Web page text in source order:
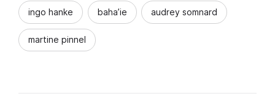
ingo hanke baha’ie audrey somnard
martine pinnel